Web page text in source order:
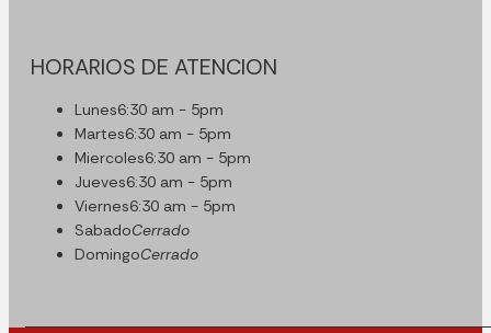
HORARIOS DE ATENCION
Lunes6:30 am - 5pm
Martes6:30 am - 5pm
Miercoles6:30 am - 5pm
Jueves6:30 am - 5pm
Viernes6:30 am - 5pm
SabadoCerrado
DomingoCerrado